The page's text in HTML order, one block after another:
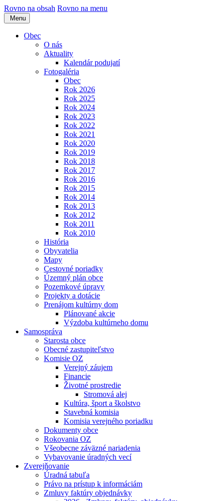
Rovno na obsah Rovno na menu
Menu
Obec
O nás
Aktuality
Kalendár podujatí
Fotogaléria
Obec
Rok 2026
Rok 2025
Rok 2024
Rok 2023
Rok 2022
Rok 2021
Rok 2020
Rok 2019
Rok 2018
Rok 2017
Rok 2016
Rok 2015
Rok 2014
Rok 2013
Rok 2012
Rok 2011
Rok 2010
História
Obyvatelia
Mapy
Cestovné poriadky
Územný plán obce
Pozemkové úpravy
Projekty a dotácie
Prenájom kultúrny dom
Plánované akcie
Výzdoba kultúrneho domu
Samospráva
Starosta obce
Obecné zastupiteľstvo
Komisie OZ
Verejný záujem
Financie
Životné prostredie
Stromová alej
Kultúra, šport a školstvo
Stavebná komisia
Komisia verejného poriadku
Dokumenty obce
Rokovania OZ
Všeobecne záväzné nariadenia
Vybavovanie úradných vecí
Zverejňovanie
Úradná tabuľa
Právo na prístup k informáciám
Zmluvy faktúry objednávky